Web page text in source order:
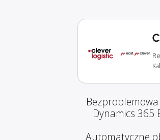
Dynamics 365
Automatyczne